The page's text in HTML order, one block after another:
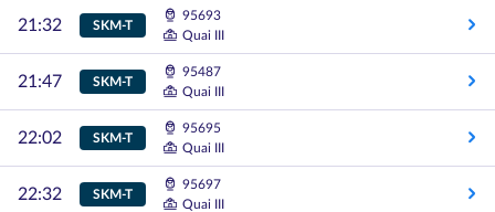
21:32 SKM-T
95693
Quai III
21:47 SKM-T
95487
Quai III
22:02 SKM-T
95695
Quai III
22:32 SKM-T
95697
Quai III